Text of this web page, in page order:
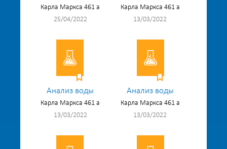
Карла Маркса 461 а
25/04/2022
Карла Маркса 461 а
13/03/2022
Анализ воды
Карла Маркса 461 а
13/03/2022
Анализ воды
Карла Маркса 461 а
13/03/2022